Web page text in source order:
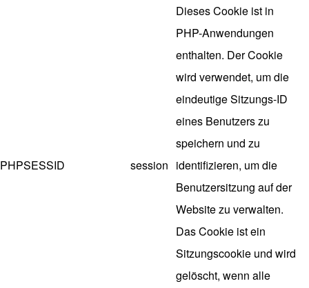
PHPSESSID session
Dieses Cookie ist in
PHP-Anwendungen
enthalten. Der Cookie
wird verwendet, um die
eindeutige Sitzungs-ID
eines Benutzers zu
speichern und zu
identifizieren, um die
Benutzersitzung auf der
Website zu verwalten.
Das Cookie ist ein
Sitzungscookie und wird
gelöscht, wenn alle